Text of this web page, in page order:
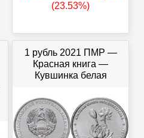
(23.53%)
1 рубль 2021 ПМР —
Красная книга —
Кувшинка белая